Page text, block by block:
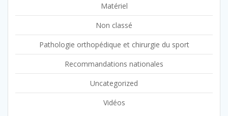
Matériel
Non classé
Pathologie orthopédique et chirurgie du sport
Recommandations nationales
Uncategorized
Vidéos